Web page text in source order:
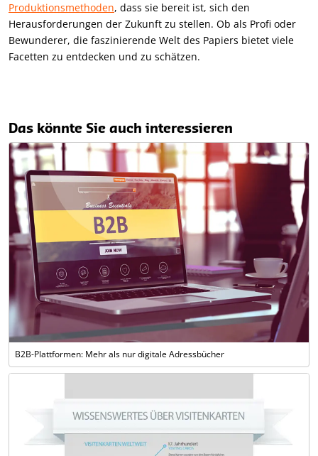
Produktionsmethoden, dass sie bereit ist, sich den
Herausforderungen der Zukunft zu stellen. Ob als Profi oder
Bewunderer, die faszinierende Welt des Papiers bietet viele
Facetten zu entdecken und zu schätzen.
Das könnte Sie auch interessieren
B2B-Plattformen: Mehr als nur digitale Adressbücher